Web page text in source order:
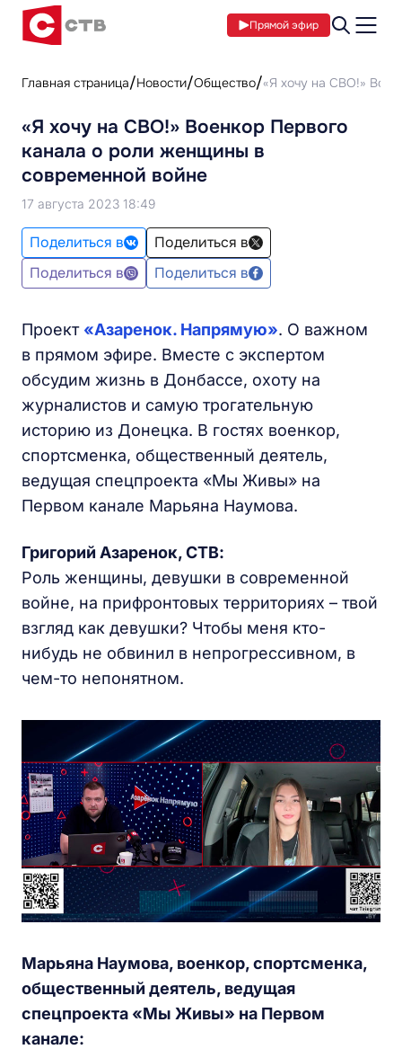
Прямой эфир
Главная страница Новости Общество «Я хочу на СВО!»
«Я хочу на СВО!» Военкор Первого
канала о роли женщины в
современной войне
17 августа 2023 18:49
Поделиться в
Поделиться в
Поделиться в
Поделиться в
Проект «Азаренок. Напрямую». О важном
в прямом эфире. Вместе с экспертом
обсудим жизнь в Донбассе, охоту на
журналистов и самую трогательную
историю из Донецка. В гостях военкор,
спортсменка, общественный деятель,
ведущая спецпроекта «Мы Живы» на
Первом канале Марьяна Наумова.
Григорий Азаренок, СТВ:
Роль женщины, девушки в современной
войне, на прифронтовых территориях – твой
взгляд как девушки? Чтобы меня кто-
нибудь не обвинил в непрогрессивном, в
чем-то непонятном.
Марьяна Наумова, военкор, спортсменка,
общественный деятель, ведущая
спецпроекта «Мы Живы» на Первом
канале: